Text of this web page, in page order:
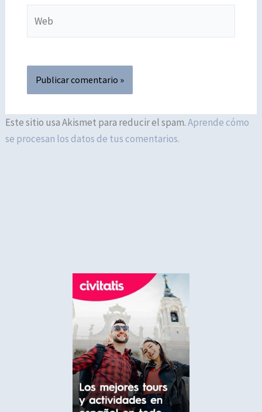
Este sitio usa Akismet para reducir el spam.Aprende cómo
se procesan los datos de tus comentarios.